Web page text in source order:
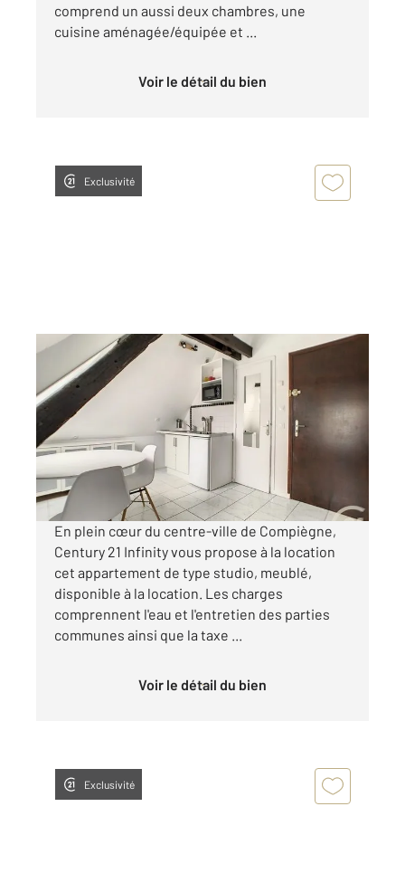
comprend un aussi deux chambres, une
cuisine aménagée/équipée et ...
Voir le détail du bien
Exclusivité
COMPIEGNE 60
20,87 m
, 1 pièce
Ref : 18207
Appartement F1 à louer
555 €
par mois charges comprises
En plein cœur du centre-ville de Compiègne,
Century 21 Infinity vous propose à la location
cet appartement de type studio, meublé,
disponible à la location. Les charges
comprennent l'eau et l'entretien des parties
communes ainsi que la taxe ...
Voir le détail du bien
Exclusivité